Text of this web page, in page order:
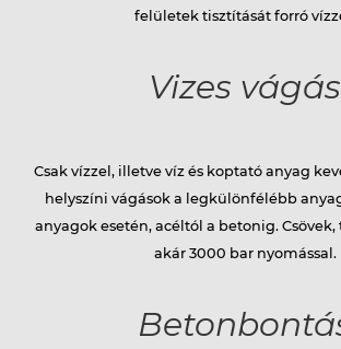
felületek tisztítását forró
Vizes vágás
Csak vízzel, illetve víz és koptató anyag
helyszíni vágások a legkülönfélébb
anyagok esetén, acéltól a betonig. Csövek,
akár 3000 bar nyomással.